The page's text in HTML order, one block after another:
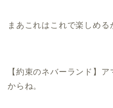
まあこれはこれで楽しめる
【約束のネバーランド】
からね。